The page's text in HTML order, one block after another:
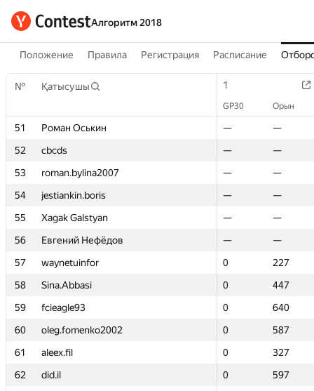
Алгоритм 2018
Положение Правила Регистрация Расписание
№ Қатысушы 1
GP30 Орын
51 Роман Оськин —
—
52
cbcds —
—
53
roman.bylina2007 —
—
54
jestiankin.boris —
—
55
Xagak Galstyan —
—
56
Евгений Нефёдов —
—
57
waynetuinfor 0
227
58
Sina.Abbasi 0
447
59
fcieagle93 0
640
60
oleg.fomenko2002 0
587
61
aleex.fil 0
327
62
did.il 0
597
№ Қатысушы 1
GP30 Орын
51 Роман Оськин —
—
52
cbcds —
—
53
roman.bylina2007 —
—
54
jestiankin.boris —
—
55
Xagak Galstyan —
—
56
Евгений Нефёдов —
—
57
waynetuinfor 0
227
58
Sina.Abbasi 0
447
59
fcieagle93 0
640
60
oleg.fomenko2002 0
587
61
aleex.fil 0
327
62
did.il 0
597